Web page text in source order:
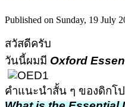
Published on Sunday, 19 July
สวัสดีครับ
วันนี้ผมมี Oxford
คำแนะนำสั้น ๆ ของดิกโ